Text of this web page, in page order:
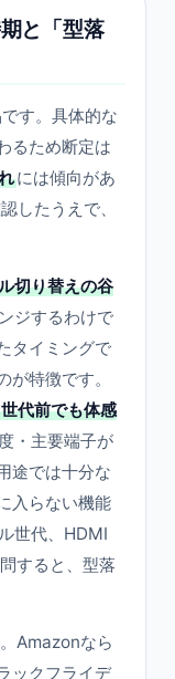
と「型落
す。具体的な
るため断定は
には傾向があ
したうえで、
切り替えの谷
ジするわけで
タイミングで
特徴です。
代前でも体感
・主要端子が
途では十分な
入らない機能
世代、HDMI
すると、型落
。Amazonなら
ックフライデ